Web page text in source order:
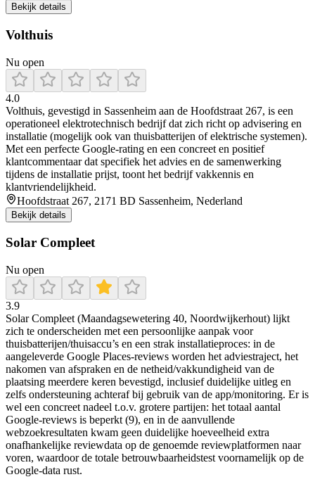
Bekijk details
Volthuis
Nu open
4.0
Volthuis, gevestigd in Sassenheim aan de Hoofdstraat 267, is een
operationeel elektrotechnisch bedrijf dat zich richt op advisering en
installatie (mogelijk ook van thuisbatterijen of elektrische systemen).
Met een perfecte Google-rating en een concreet en positief
klantcommentaar dat specifiek het advies en de samenwerking
tijdens de installatie prijst, toont het bedrijf vakkennis en
klantvriendelijkheid.
Hoofdstraat 267, 2171 BD Sassenheim, Nederland
Bekijk details
Solar Compleet
Nu open
3.9
Solar Compleet (Maandagsewetering 40, Noordwijkerhout) lijkt
zich te onderscheiden met een persoonlijke aanpak voor
thuisbatterijen/thuisaccu’s en een strak installatieproces: in de
aangeleverde Google Places-reviews worden het adviestraject, het
nakomen van afspraken en de netheid/vakkundigheid van de
plaatsing meerdere keren bevestigd, inclusief duidelijke uitleg en
zelfs ondersteuning achteraf bij gebruik van de app/monitoring. Er is
wel een concreet nadeel t.o.v. grotere partijen: het totaal aantal
Google-reviews is beperkt (9), en in de aanvullende
webzoekresultaten kwam geen duidelijke hoeveelheid extra
onafhankelijke reviewdata op de genoemde reviewplatformen naar
voren, waardoor de totale betrouwbaarheidstest voornamelijk op de
Google-data rust.